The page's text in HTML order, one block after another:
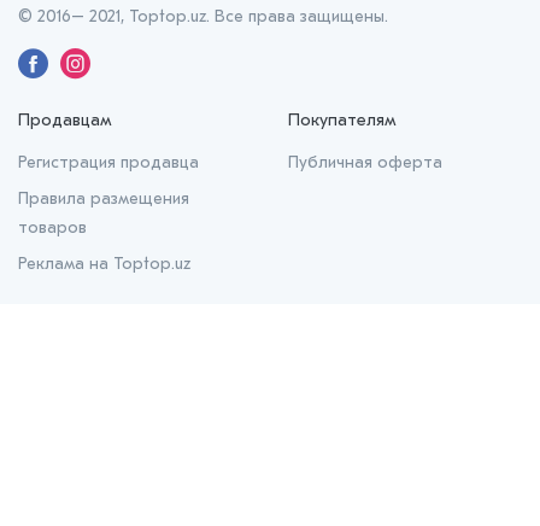
Продавцам
Регистрация продавца
Правила размещения
товаров
Реклама на Toptop.uz
Покупателям
Публичная оферта
© 2016– 2021, Toptop.uz. Все права защищены.